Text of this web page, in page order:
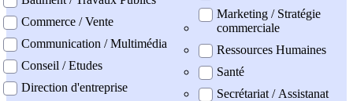
Commerce / Vente
Communication / Multimédia
Conseil / Etudes
Direction d'entreprise
Marketing / Stratégie
commerciale
Ressources Humaines
Santé
Secrétariat / Assistanat